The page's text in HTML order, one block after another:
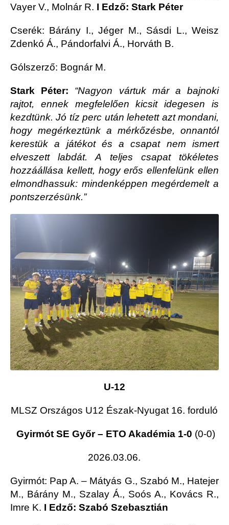
Vayer V., Molnár R. I Edző: Stark Péter
Cserék: Bárány I., Jéger M., Sásdi L., Weisz
Zdenkó Á., Pándorfalvi Á., Horváth B.
Gólszerző: Bognár M.
Stark Péter: “Nagyon vártuk már a bajnoki
rajtot, ennek megfelelően kicsit idegesen is
kezdtünk. Jó tíz perc után lehetett azt mondani,
hogy megérkeztünk a mérkőzésbe, onnantól
kerestük a játékot és a csapat nem ismert
elveszett labdát. A teljes csapat tökéletes
hozzáállása kellett, hogy erős ellenfelünk ellen
elmondhassuk: mindenképpen megérdemelt a
pontszerzésünk.”
U-12
MLSZ Országos U12 Észak-Nyugat 16. forduló
Gyirmót SE Győr – ETO Akadémia 1-0 (0-0)
2026.03.06.
Gyirmót: Pap A. – Mátyás G., Szabó M., Hatejer
M., Bárány M., Szalay Á., Soós A., Kovács R.,
Imre K. I Edző: Szabó Szebasztián